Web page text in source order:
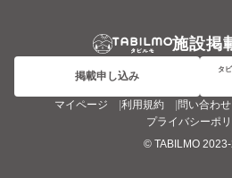
施設掲
掲載申し込み
タ
マイページ
利用規約 問い合わせ
プライバシーポ
© TABILMO